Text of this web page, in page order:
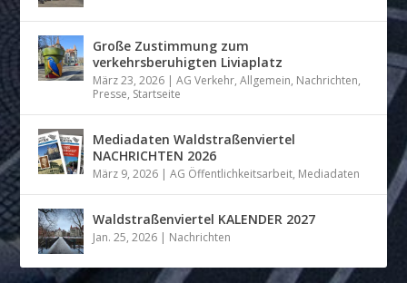
Große Zustimmung zum
verkehrsberuhigten Liviaplatz
März 23, 2026 |AG Verkehr,Allgemein, Nachrichten,
Presse, Startseite
Mediadaten Waldstraßenviertel
NACHRICHTEN 2026
März 9, 2026 |AG Öffentlichkeitsarbeit, Mediadaten
Waldstraßenviertel KALENDER 2027
Jan. 25, 2026 | Nachrichten